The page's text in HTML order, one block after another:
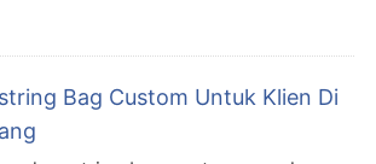
Bag Custom Untuk Klien Di